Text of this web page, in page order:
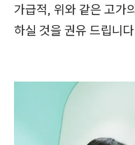
가급적, 위와 같은 고가
하실 것을 권유 드립니